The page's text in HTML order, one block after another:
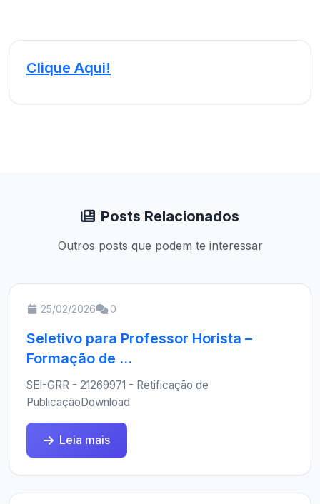
Clique Aqui!
Posts Relacionados
Outros posts que podem te interessar
25/02/2026 0
Seletivo para Professor Horista –
Formação de ...
SEI-GRR - 21269971 - Retificação de
PublicaçãoDownload
Leia mais